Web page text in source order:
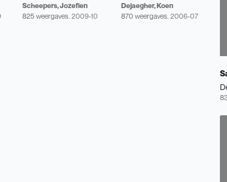
Scheepers, Jozefien
825 weergaves. 2009-10
Dejaegher, Koen
870 weergaves. 2006-07